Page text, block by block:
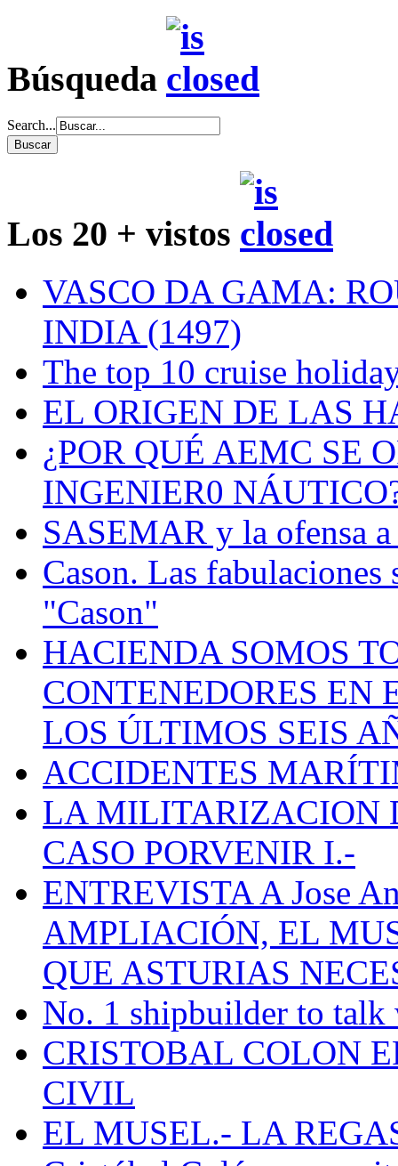
Búsqueda
Search...
Los 20 + vistos
VASCO DA GAMA:
INDIA (1497)
The top 10 cruise
EL ORIGEN DE LAS
¿POR QUÉ AEMC SE
INGENIER0
SASEMAR y la ofensa a
Cason. Las fabulaciones
"Cason"
HACIENDA SOMOS
CONTENEDORES EN
LOS ÚLTIMOS SEIS
ACCIDENTES
LA MILITARIZACION
CASO PORVENIR I.-
ENTREVISTA A Jose
AMPLIACIÓN, EL
QUE ASTURIAS
No. 1 shipbuilder to talk
CRISTOBAL COLON
CIVIL
EL MUSEL.- LA